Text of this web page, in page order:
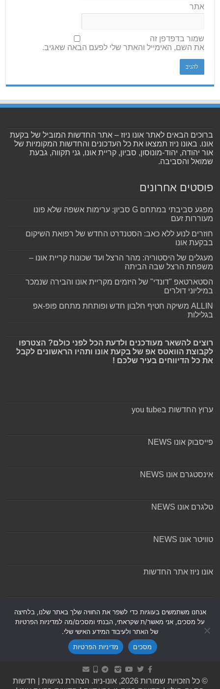
אתר
שמור בדפדפן זה
את השם, האימייל והאתר שלי לפעם הבאה שאגיב.
ברוכים הבאים לאתר אונו ניוז – אתר החדשות המוביל של בקעת
אונו. באונו ניוז תמצאו את כל העדכונים והחדשות המקומיות של
אור יהודה, יהוד-מונוסון, סביון, קריית אונו, גני תקווה, גבעת
שמואל והסביבה.
פוסטים אחרונים
מפגע סביבתי במתחם G סביון: ערימות אשפה שלא פונו
מעוררות זעם
חוזרים לנוע ללא כאב: הסטנדרט החדש של רפואת השיקום
בבקעת אונו
מעגלים של היסטוריה: מהר הרצל ועד שכונות קריית אונו –
משפחת הרצל שבה הביתה
הסטארטאפ "דונדי" של היזמים מקריית אונו והבירה שנמכר
במיליוני דולרים
ALLIN משיקה חטיף חלבון חדש ופותחת מתחם פופ-אפ
בגלילות
רוצים להשאר מעודכנים ולדעת הכל לפני כולם? הצטרפו
לקבוצת הוואטס אפ של בקעת אונו ותהיו הראשונים לקבל
את כל הדיווחים בעיר שלכם !
ערוץ החדשות בyou tube
פייסבוק אונו NEWS
אינסטגרם אונו NEWS
טלגרם אונו NEWS
טוויטר אונו NEWS
אונו ניוז אתר החדשות
© כל הזכויות שמורות 2026, אונו-ניוז. הצהרת נגישות
חדשות
אנחנו משתמשים בעוגיות כדי לשפר את החוויה שלך באתר שלנו, בלחיצה
על מסכים, אני מאשר/ת שקראתי, הבנתי ומסכים/מה למדיניות הפרטיות
של האתר ולעיבוד המידע האישי שלי.
מסכים
מדיניות הפרטיות